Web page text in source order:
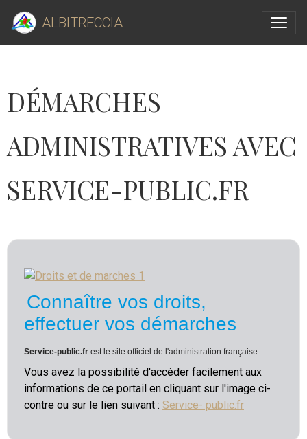
ALBITRECCIA
DÉMARCHES
ADMINISTRATIVES AVEC
SERVICE-PUBLIC.FR
Connaître vos droits,
effectuer vos démarches
Service-public.fr est le site officiel de l'administration française.
Vous avez la possibilité d'accéder facilement aux
informations de ce portail en cliquant sur l'image ci-
contre ou sur le lien suivant : Service- public.fr